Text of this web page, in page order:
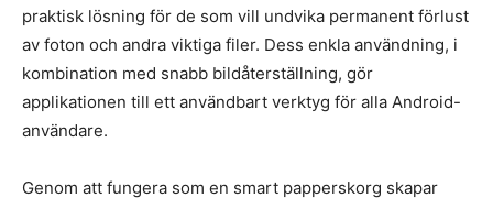
praktisk lösning för de som vill undvika permanent förlust
av foton och andra viktiga filer. Dess enkla användning, i
kombination med snabb bildåterställning, gör
applikationen till ett användbart verktyg för alla Android-
användare.
Genom att fungera som en smart papperskorg skapar